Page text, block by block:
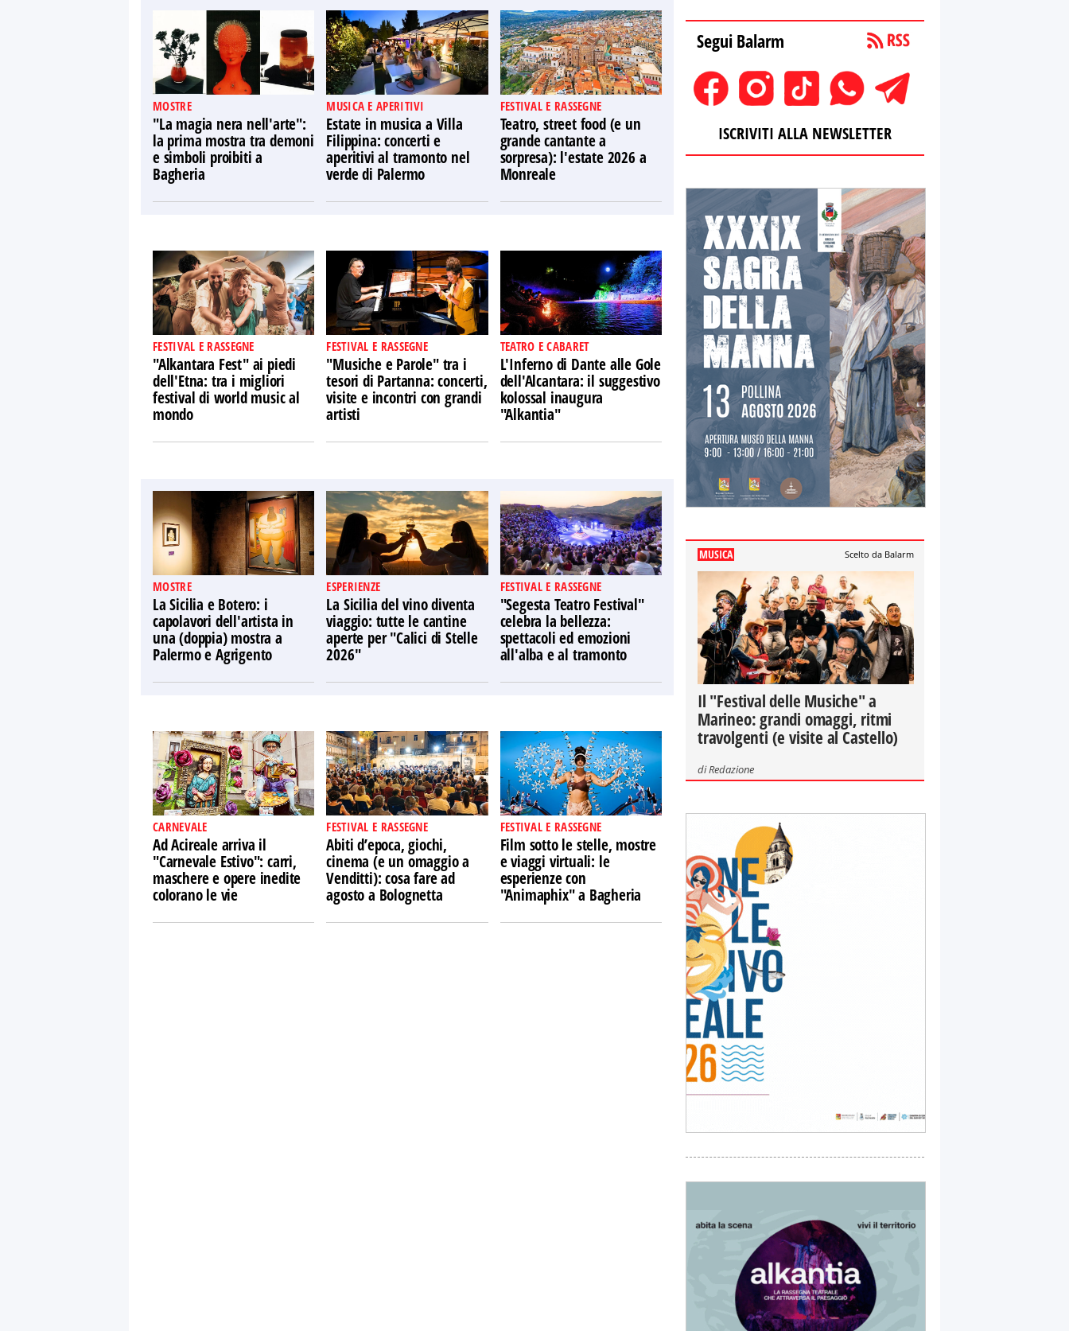
MOSTRE
"La magia nera nell'arte":
la prima mostra tra demoni
e simboli proibiti a
Bagheria
MUSICA E APERITIVI
Estate in musica a Villa
Filippina: concerti e
aperitivi al tramonto nel
verde di Palermo
FESTIVAL E RASSEGNE
Teatro, street food (e un
grande cantante a
sorpresa): l'estate 2026 a
Monreale
FESTIVAL E RASSEGNE
"Alkantara Fest" ai piedi
dell'Etna: tra i migliori
festival di world music al
mondo
FESTIVAL E RASSEGNE
"Musiche e Parole" tra i
tesori di Partanna: concerti,
visite e incontri con grandi
artisti
TEATRO E CABARET
L'Inferno di Dante alle Gole
dell'Alcantara: il suggestivo
kolossal inaugura
"Alkantia"
MOSTRE
La Sicilia e Botero: i
capolavori dell'artista in
una (doppia) mostra a
Palermo e Agrigento
ESPERIENZE
La Sicilia del vino diventa
viaggio: tutte le cantine
aperte per "Calici di Stelle
2026"
FESTIVAL E RASSEGNE
"Segesta Teatro Festival"
celebra la bellezza:
spettacoli ed emozioni
all'alba e al tramonto
CARNEVALE
Ad Acireale arriva il
"Carnevale Estivo": carri,
maschere e opere inedite
colorano le vie
FESTIVAL E RASSEGNE
Abiti d’epoca, giochi,
cinema (e un omaggio a
Venditti): cosa fare ad
agosto a Bolognetta
FESTIVAL E RASSEGNE
Film sotto le stelle, mostre
e viaggi virtuali: le
esperienze con
"Animaphix" a Bagheria
Segui Balarm
ISCRIVITI ALLA NEWSLETTER
MUSICA Scelto da Balarm
Il "Festival delle Musiche" a
Marineo: grandi omaggi, ritmi
travolgenti (e visite al Castello)
diRedazione